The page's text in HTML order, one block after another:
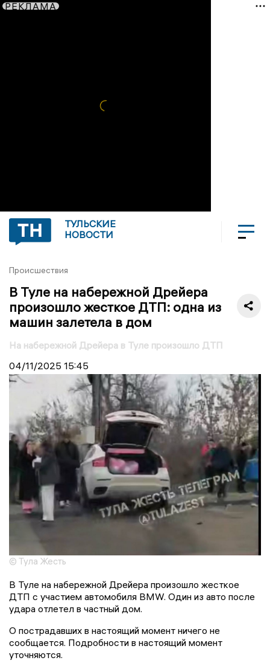
РЕКЛАМА
ТУЛЬСКИЕ
НОВОСТИ
Происшествия
В Туле на набережной Дрейера
произошло жесткое ДТП: одна из
машин залетела в дом
На набережной Дрейера в Туле произошло ДТП
04/11/2025 15:45
© Тула Жесть
В Туле на набережной Дрейера произошло жесткое
ДТП с участием автомобиля BMW. Один из авто после
удара отлетел в частный дом.
О пострадавших в настоящий момент ничего не
сообщается. Подробности в настоящий момент
уточняются.